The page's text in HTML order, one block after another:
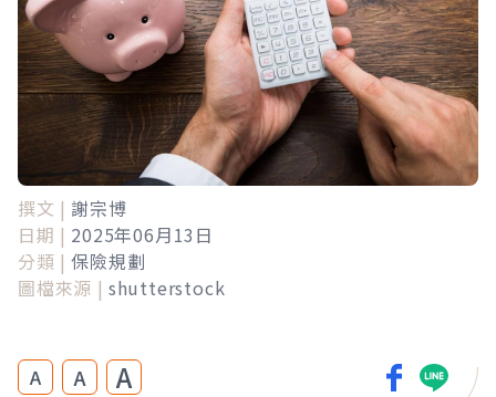
撰文 | 謝宗博
日期 | 2025年06月13日
分類 | 保險規劃
圖檔來源 | shutterstock
A A A